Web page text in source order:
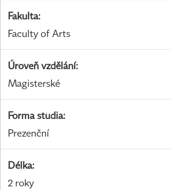
Fakulta:
Faculty of Arts
Úroveň vzdělání:
Magisterské
Forma studia:
Prezenční
Délka:
2 roky